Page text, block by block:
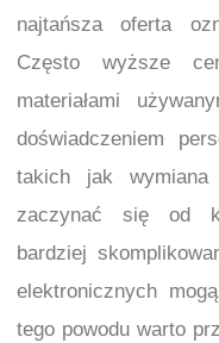
najtańsza oferta
Często wyższe
materiałami
doświadczeniem
takich jak
zaczynać się od
bardziej
elektronicznych
tego powodu warto